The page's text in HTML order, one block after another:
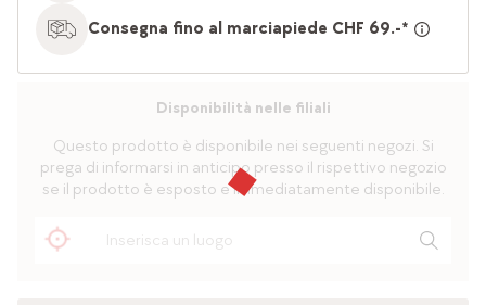
Consegna fino al marciapiede CHF 69.-*
Disponibilità nelle filiali
Questo prodotto è disponibile nei seguenti negozi. Si
prega di informarsi in anticipo presso il rispettivo negozio
se il prodotto è esposto e immediatamente disponibile.